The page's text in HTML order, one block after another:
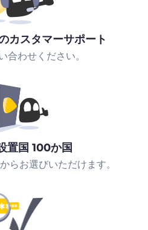
カスタマーサポート
合わせください。
置国 100か国
らお選びいただけます。